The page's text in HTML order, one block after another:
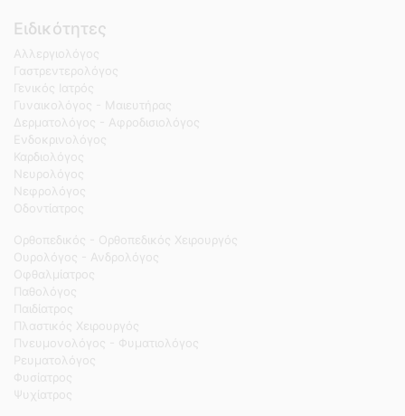
Ειδικότητες
Αλλεργιολόγος
Γαστρεντερολόγος
Γενικός Ιατρός
Γυναικολόγος - Μαιευτήρας
Δερματολόγος - Αφροδισιολόγος
Ενδοκρινολόγος
Καρδιολόγος
Νευρολόγος
Νεφρολόγος
Οδοντίατρος
Ορθοπεδικός - Ορθοπεδικός Χειρουργός
Ουρολόγος - Ανδρολόγος
Οφθαλμίατρος
Παθολόγος
Παιδίατρος
Πλαστικός Χειρουργός
Πνευμονολόγος - Φυματιολόγος
Ρευματολόγος
Φυσίατρος
Ψυχίατρος